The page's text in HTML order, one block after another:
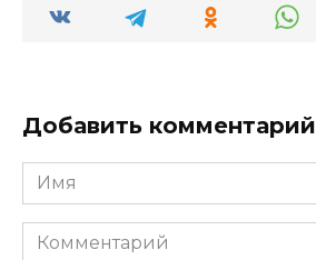
Добавить комментарий
Имя
Комментарий